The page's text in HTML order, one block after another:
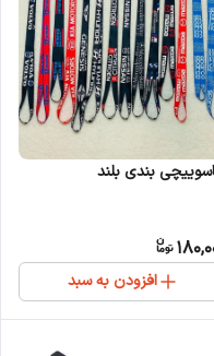
بندی بلند
افزودن به سبد